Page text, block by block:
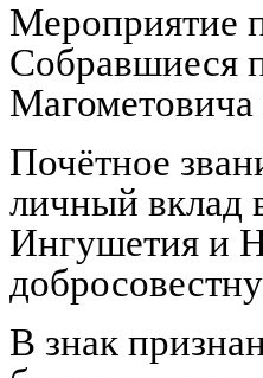
Мероприятие
Собравшиеся
Магометовича
Почётное
личный вклад
Ингушетия и
В знак